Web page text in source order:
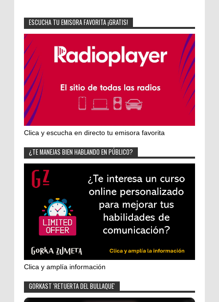
ESCUCHA TU EMISORA FAVORITA ¡GRATIS!
Clica y escucha en directo tu emisora favorita
¿TE MANEJAS BIEN HABLANDO EN PÚBLICO?
Clica y amplía información
GORKAST 'RETUERTA DEL BULLAQUE'